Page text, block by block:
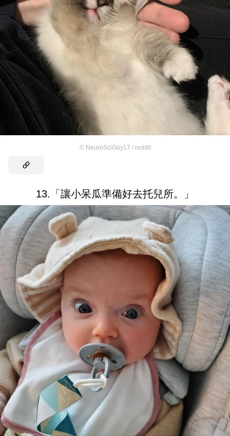
© NeuroSciGuy17 / reddit
13.「讓小呆瓜準備好去托兒所。」